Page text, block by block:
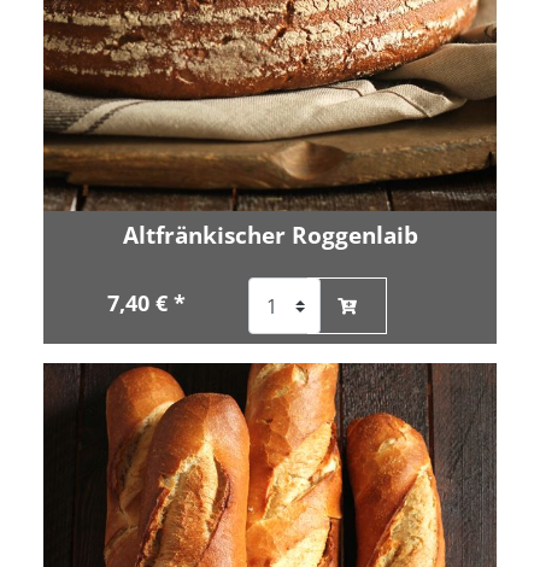
Altfränkischer Roggenlaib
7,40 € *